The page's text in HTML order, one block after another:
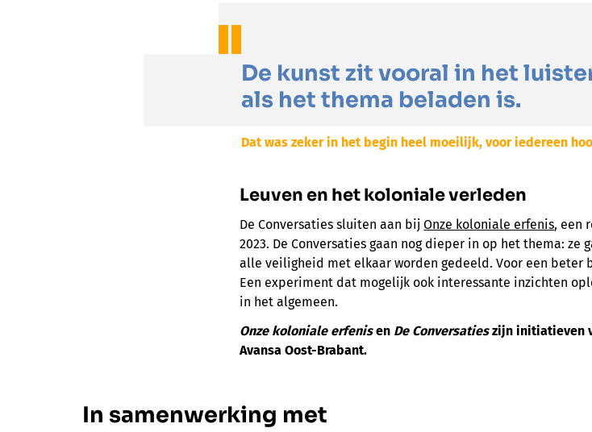
De kunst zit vooral in het
als het thema beladen is.
Dat was zeker in het begin heel moeilijk, voor iedereen
Leuven en het koloniale verleden
De Conversaties sluiten aan bijOnze koloniale erfenis, een
2023. De Conversaties gaan nog dieper in op het thema:
alle veiligheid met elkaar worden gedeeld. Voor een beter
Een experiment dat mogelijk ook interessante inzichten
in het algemeen.
Onze koloniale erfenisen De Conversatieszijn initiatieven
Avansa Oost-Brabant.
In samenwerking met